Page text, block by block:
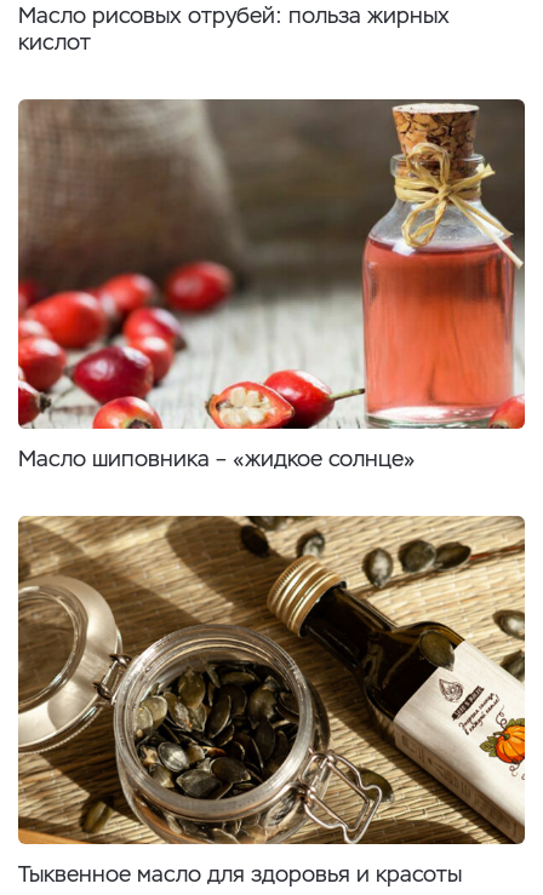
Масло рисовых отрубей: польза жирных
кислот
Масло шиповника – «жидкое солнце»
Тыквенное масло для здоровья и красоты